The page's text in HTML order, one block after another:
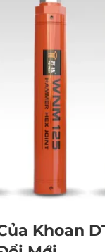
Khoan